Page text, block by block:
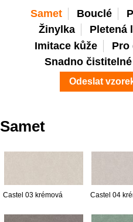
Samet Bouclé
Žinylka
Pletená
Imitace kůže
Pro
Snadno čistitelné
Odeslat
Samet
Castel 03 krémová Castel 04